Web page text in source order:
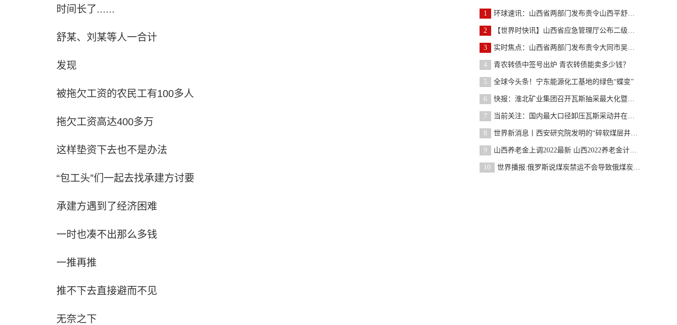
时间长了......
舒某、刘某等人一合计
发现
被拖欠工资的农民工有100多人
拖欠工资高达400多万
这样垫资下去也不是办法
“包工头”们一起去找承建方讨要
承建方遇到了经济困难
一时也凑不出那么多钱
一推再推
推不下去直接避而不见
无奈之下
1 环球速讯：山西省两部门发布责令山西平舒煤业有限公
2 【世界时快讯】山西省应急管理厅公布二级安全生产标
3 实时焦点：山西省两部门发布责令大同市吴官屯煤业有
4 青农转债中签号出炉 青农转债能卖多少钱？
5 全球今头条！宁东能源化工基地的绿色“蝶变”
6 快报：淮北矿业集团召开瓦斯抽采最大化暨地面水平井
7 当前关注：国内最大口径卸压瓦斯采动井在杨柳矿再创
8 世界新消息丨西安研究院发明的“碎软煤层井下递进式
9 山西养老金上调2022最新 山西2022养老金计发基数
10 世界播报:俄罗斯说煤炭禁运不会导致俄煤炭出口严重